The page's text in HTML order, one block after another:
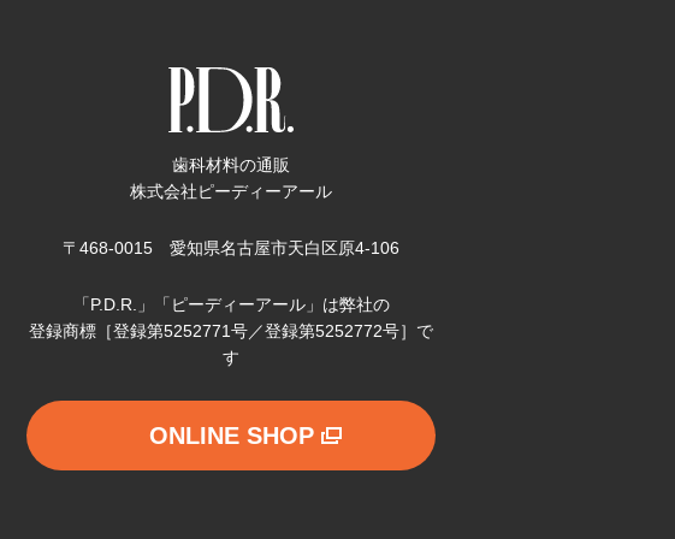
歯科材料の通販
株式会社ピーディーアール
〒468-0015 愛知県名古屋市天白区原4-106
「P.D.R.」「ピーディーアール」は弊社の
登録商標［登録第5252771号／登録第5252772号］で
す
ONLINE SHOP